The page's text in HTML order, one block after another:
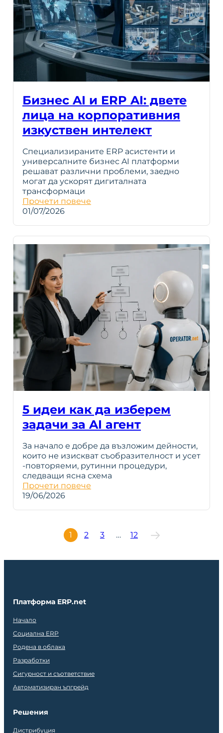
Бизнес AI и ERP AI: двете
лица на корпоративния
изкуствен интелект
Специализираните ERP асистенти и
универсалните бизнес AI платформи
решават различни проблеми, заедно
могат да ускорят дигиталната
трансформаци
Прочети повече
01/07/2026
5 идеи как да изберем
задачи за AI агент
За начало е добре да възложим дейности,
които не изискват съобразителност и усет
-повторяеми, рутинни процедури,
следващи ясна схема
Прочети повече
19/06/2026
1 2 3 … 12
Платформа ERP.net
Начало
Социална ERP
Родена в облака
Разработки
Сигурност и съответствие
Автоматизиран ъпгрейд
Решения
Дистрибуция